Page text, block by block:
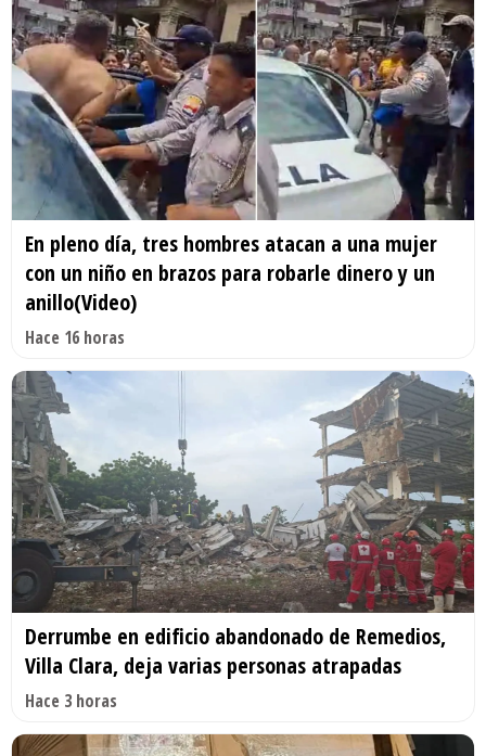
En pleno día, tres hombres atacan a una mujer
con un niño en brazos para robarle dinero y un
anillo(Video)
Hace 16 horas
Derrumbe en edificio abandonado de Remedios,
Villa Clara, deja varias personas atrapadas
Hace 3 horas